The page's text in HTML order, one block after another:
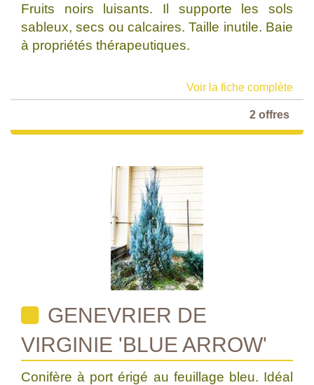
Fruits noirs luisants. Il supporte les sols
sableux, secs ou calcaires. Taille inutile. Baie
à propriétés thérapeutiques.
Voir la fiche complète
2 offres
GENEVRIER DE
VIRGINIE 'BLUE ARROW'
Conifère à port érigé au feuillage bleu. Idéal